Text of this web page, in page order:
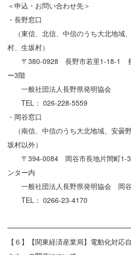
＜申込・お問い合わせ先＞
・長野窓口
（東信、北信、中信のうち大北地域
村、生坂村）
〒380-0928 長野市若里1-18-1 長
ー3階
一般社団法人長野県発明協会
TEL： 026-228-5559
・岡谷窓口
（南信、中信のうち大北地域、安曇
坂村以外）
〒394-0084 岡谷市長地片間町1-
ンター内
一般社団法人長野県発明協会 岡
TEL： 0266-23-4170
【６】【関東経済産業局】電動化対応